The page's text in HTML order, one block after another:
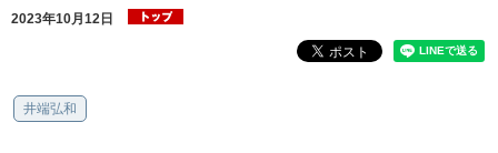
2023年10月12日
井端弘和